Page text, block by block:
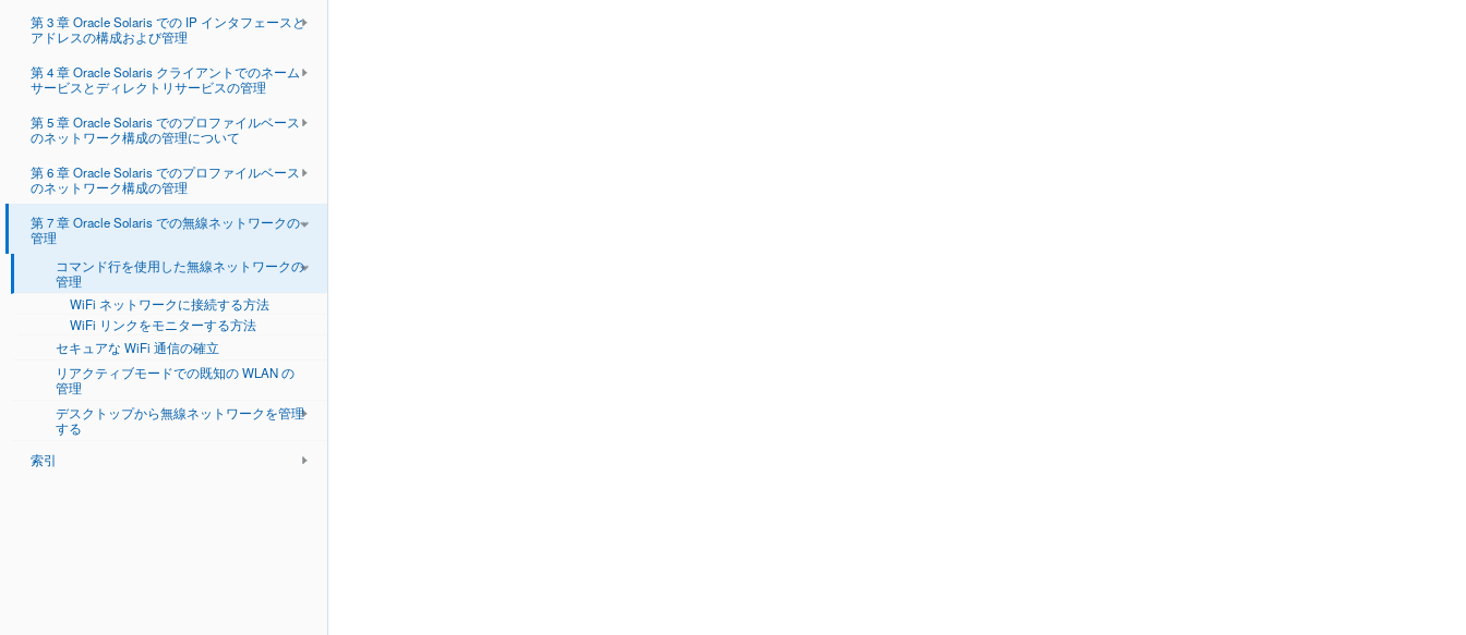
第 3 章 Oracle Solaris での IP インタフェースと
アドレスの構成および管理
第 4 章 Oracle Solaris クライアントでのネーム
サービスとディレクトリサービスの管理
第 5 章 Oracle Solaris でのプロファイルベース
のネットワーク構成の管理について
第 6 章 Oracle Solaris でのプロファイルベース
のネットワーク構成の管理
第 7 章 Oracle Solaris での無線ネットワークの
管理
コマンド行を使用した無線ネットワークの
管理
WiFi ネットワークに接続する方法
WiFi リンクをモニターする方法
セキュアな WiFi 通信の確立
リアクティブモードでの既知の WLAN の
管理
デスクトップから無線ネットワークを管理
する
索引